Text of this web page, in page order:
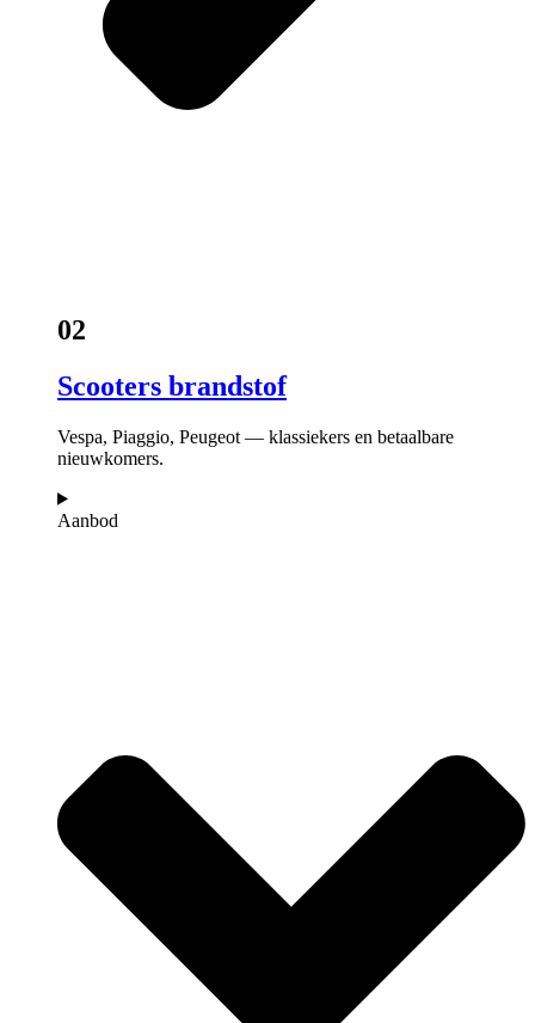
02
Scooters brandstof
Vespa, Piaggio, Peugeot — klassiekers en betaalbare
nieuwkomers.
Aanbod